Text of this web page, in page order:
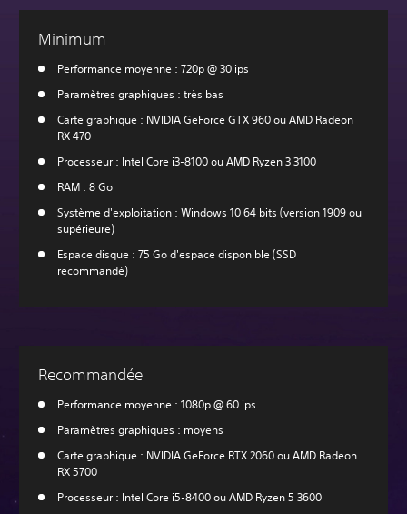
Minimum
Performance moyenne : 720p @ 30 ips
Paramètres graphiques : très bas
Carte graphique : NVIDIA GeForce GTX 960 ou AMD Radeon
RX 470
Processeur : Intel Core i3-8100 ou AMD Ryzen 3 3100
RAM : 8 Go
Système d'exploitation : Windows 10 64 bits (version 1909 ou
supérieure)
Espace disque : 75 Go d'espace disponible (SSD
recommandé)
Recommandée
Performance moyenne : 1080p @ 60 ips
Paramètres graphiques : moyens
Carte graphique : NVIDIA GeForce RTX 2060 ou AMD Radeon
RX 5700
Processeur : Intel Core i5-8400 ou AMD Ryzen 5 3600